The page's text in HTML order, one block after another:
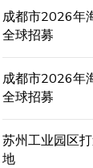
成都市2026年
全球招募
成都市2026年
全球招募
苏州工业园区
地